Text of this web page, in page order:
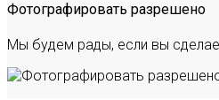
Фотографировать разрешено
Мы будем рады, если вы